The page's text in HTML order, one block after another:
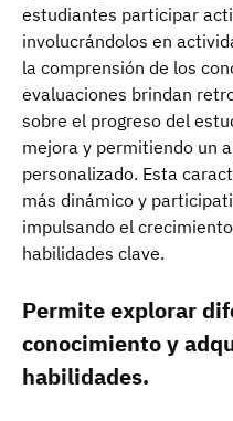
estudiantes participar
involucrándolos en
la comprensión de los
evaluaciones brindan
sobre el progreso del
mejora y permitiendo un
personalizado. Esta
más dinámico y
impulsando el
habilidades clave.
Permite explorar
conocimiento y
habilidades.